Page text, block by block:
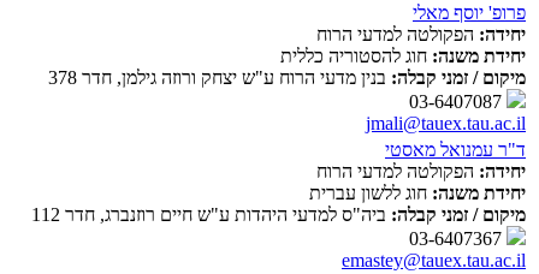
פרופ' יוסף מאלי
יחידה: הפקולטה למדעי הרוח
יחידת משנה: חוג להסטוריה כללית
מיקום / זמני קבלה: בנין מדעי הרוח ע"ש יצחק ורוזה גילמן, חדר 378
jmali@tauex.tau.ac.il
ד"ר עמנואל מאסטי
יחידה: הפקולטה למדעי הרוח
יחידת משנה: חוג ללשון עברית
מיקום / זמני קבלה: ביה"ס למדעי היהדות ע"ש חיים רוזנברג, חדר 112
emastey@tauex.tau.ac.il